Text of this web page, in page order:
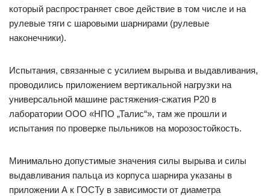
который распространяет свое действие в том числе и на
рулевые тяги с шаровыми шарнирами (рулевые
наконечники).
Испытания, связанные с усилием вырыва и выдавливания,
проводились приложением вертикальной нагрузки на
универсальной машине растяжения-сжатия Р20 в
лаборатории ООО «НПО „Талис“», там же прошли и
испытания по проверке пыльников на морозостойкость.
Минимально допустимые значения силы вырыва и силы
выдавливания пальца из корпуса шарнира указаны в
приложении А к ГОСТу в зависимости от диаметра